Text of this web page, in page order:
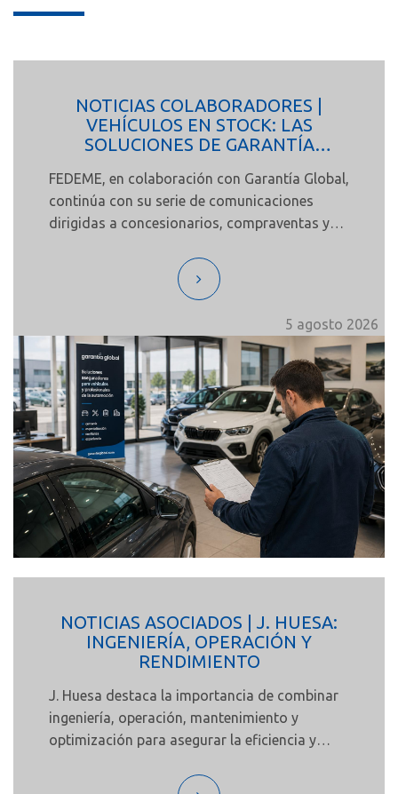
5 agosto 2026
NOTICIAS COLABORADORES |
VEHÍCULOS EN STOCK: LAS
SOLUCIONES DE GARANTÍA
ANTES DE SU VENTA
FEDEME, en colaboración con Garantía Global,
continúa con su serie de comunicaciones
dirigidas a concesionarios, compraventas y
con información y recursos de interés para su
NOTICIAS ASOCIADOS | J. HUESA:
INGENIERÍA, OPERACIÓN Y
RENDIMIENTO
J. Huesa destaca la importancia de combinar
ingeniería, operación, mantenimiento y
optimización para asegurar la eficiencia y
de agua durante todo su ciclo de vida.